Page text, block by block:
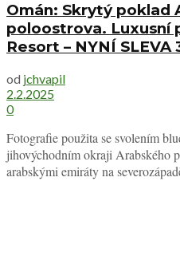
Omán: Skrytý poklad
poloostrova. Luxusní
Resort – NYNÍ SLEVA
od jchvapil
2.2.2025
0
Fotografie použita se svolením
jihovýchodním okraji Arabského
arabskými emiráty na